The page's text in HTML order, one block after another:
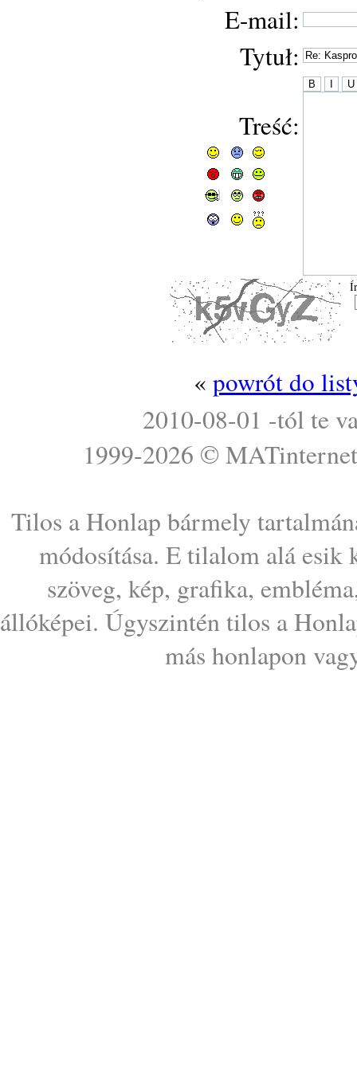
E-mail:
Tytuł:
Treść:
« powrót do
2010-08-01 -tól te
1999-2026 © MATinternet
Tilos a Honlap bármely
módosítása. E tilalom alá esik
szöveg, kép, grafika,
állóképei. Úgyszintén tilos a
más honlapon